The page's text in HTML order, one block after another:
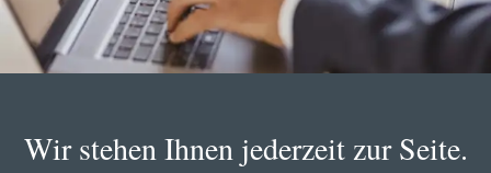
Wir stehen Ihnen jederzeit zur Seite.